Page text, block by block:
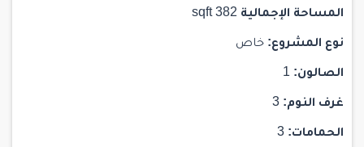
المساحة الإجمالية
نوع المشروع: خاص
الصالون:
غرف النوم:
الحمامات: